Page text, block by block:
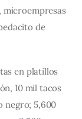
microempresas
de
en platillos
10 mil tacos
negro; 5,600